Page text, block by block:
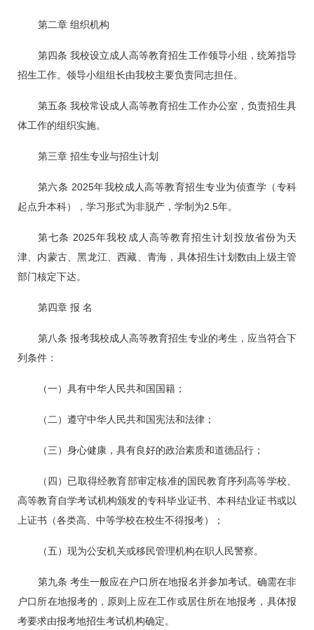
第二章 组织机构
第四条 我校设立成人高等教育招生工作领导小组，统筹指导
招生工作。领导小组组长由我校主要负责同志担任。
第五条 我校常设成人高等教育招生工作办公室，负责招生具
体工作的组织实施。
第三章 招生专业与招生计划
第六条 2025年我校成人高等教育招生专业为侦查学（专科
起点升本科），学习形式为非脱产，学制为2.5年。
第七条 2025年我校成人高等教育招生计划投放省份为天
津、内蒙古、黑龙江、西藏、青海， 具体招生计划数由上级主管
部门核定下达。
第四章 报 名
第八条 报考我校成人高等教育招生专业的考生，应当符合下
列条件：
（一）具有中华人民共和国国籍；
（二）遵守中华人民共和国宪法和法律；
（三）身心健康，具有良好的政治素质和道德品行；
（四）已取得经教育部审定核准的国民教育序列高等学校、
高等教育自学考试机构颁发的专科毕业证书、本科结业证书或以
上证书（各类高、中等学校在校生不得报考）；
（五）现为公安机关或移民管理机构在职人民警察。
第九条 考生一般应在户口所在地报名并参加考试。确需在非
户口所在地报考的，原则上应在工作或居住所在地报考，具体报
考要求由报考地招生考试机构确定。